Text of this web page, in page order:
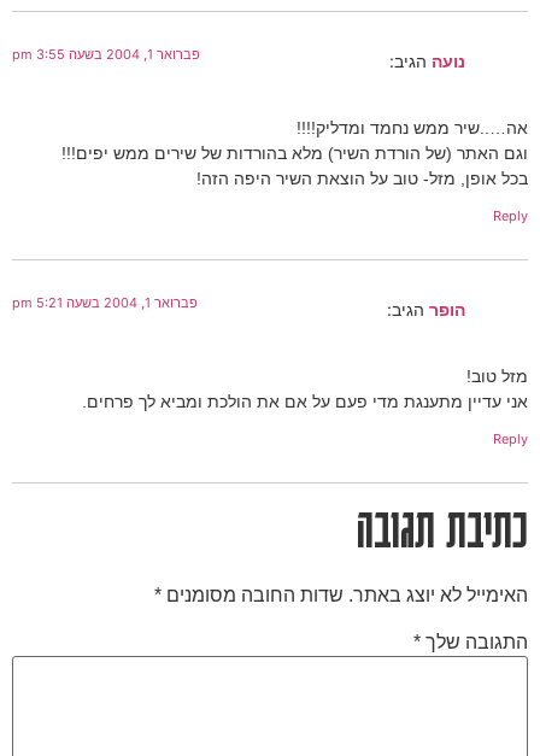
נועה הגיב: פברואר 1, 2004 בשעה 3:55 pm
אה…..שיר ממש נחמד ומדליק!!!!
וגם האתר (של הורדת השיר) מלא בהורדות של שירים ממש יפים!!!
בכל אופן, מזל- טוב על הוצאת השיר היפה הזה!
Reply
הופר הגיב: פברואר 1, 2004 בשעה 5:21 pm
מזל טוב!
אני עדיין מתענגת מדי פעם על אם את הולכת ומביא לך פרחים.
Reply
כתיבת תגובה
האימייל לא יוצג באתר. שדות החובה מסומנים *
התגובה שלך *